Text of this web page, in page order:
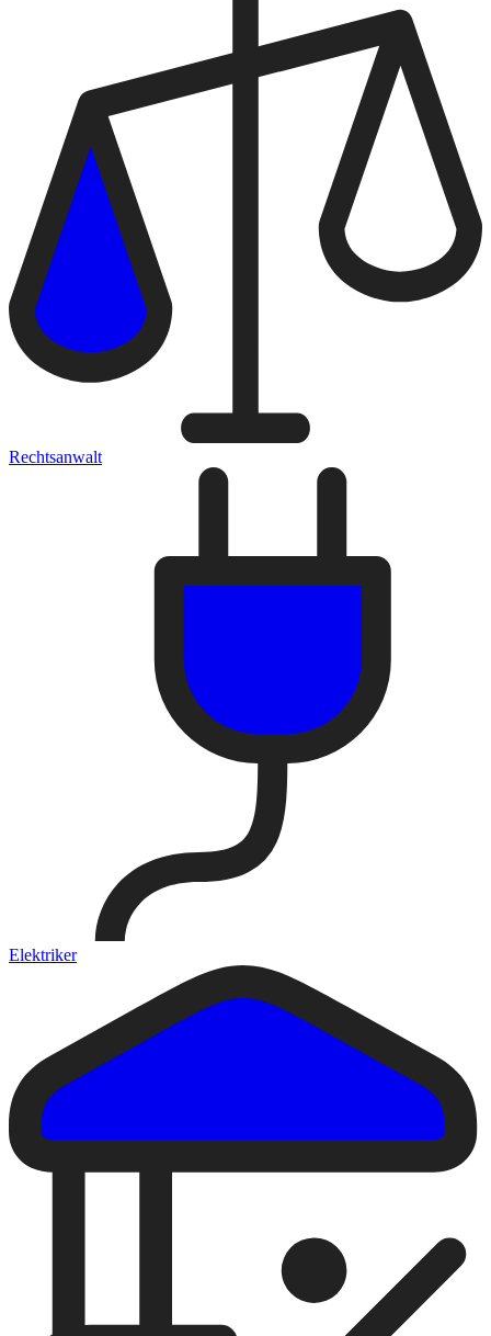
Rechtsanwalt
Elektriker